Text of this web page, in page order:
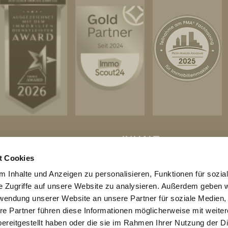
Cookies
Inhalte und Anzeigen zu personalisieren, Funktionen für
Zugriffe auf unsere Website zu analysieren. Außerdem geben
unserer Website an unsere Partner für soziale Medien,
Partner führen diese Informationen möglicherweise mit
haben oder die sie im Rahmen Ihrer Nutzung der
vertrauen Eigentümer in
Grünwald auf RitterHerz
Unternehmen
Sie persönlich vom ersten
INHALT
STARTSEITE
ÜBER UNS
LEISTUNGEN
IMMOBILIEN
WEITERE REFERENZEN
KONTAKT